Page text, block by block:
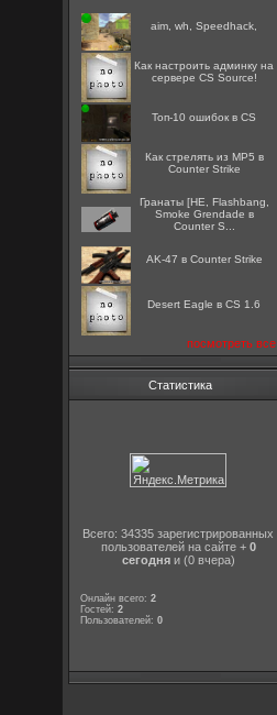
aim, wh, Speedhack,
Как настроить админку на
сервере CS Source!
Топ-10 ошибок в CS
Как стрелять из MP5 в
Counter Strike
Гранаты [HE, Flashbang,
Smoke Grendade в
Counter S...
AK-47 в Counter Strike
Desert Eagle в CS 1.6
посмотреть все
Статистика
Всего: 34335 зарегистрированных
пользователей на сайте + 0
сегодняи (0 вчера)
Онлайн всего:2
Гостей:2
Пользователей:0